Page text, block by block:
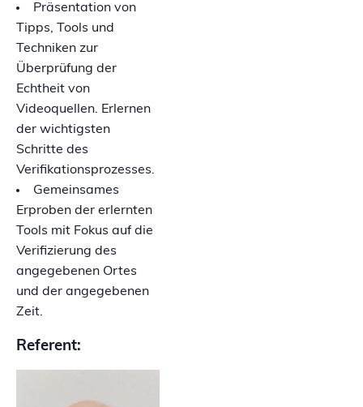
Präsentation von
Tipps, Tools und
Techniken zur
Überprüfung der
Echtheit von
Videoquellen. Erlernen
der wichtigsten
Schritte des
Verifikationsprozesses.
Gemeinsames
Erproben der erlernten
Tools mit Fokus auf die
Verifizierung des
angegebenen Ortes
und der angegebenen
Zeit.
Referent: